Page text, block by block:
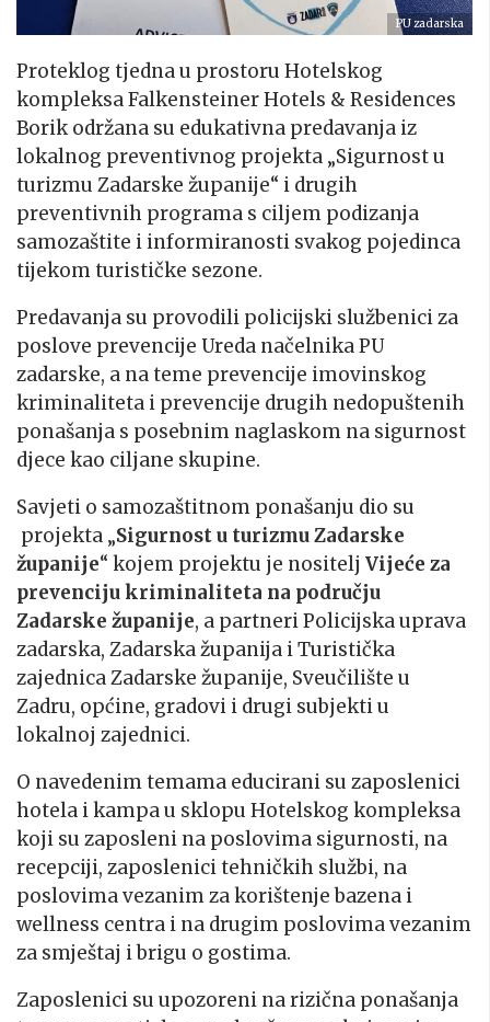
PU zadarska
Proteklog tjedna u prostoru Hotelskog
kompleksa Falkensteiner Hotels & Residences
Borik održana su edukativna predavanja iz
lokalnog preventivnog projekta „Sigurnost u
turizmu Zadarske županije“ i drugih
preventivnih programa s ciljem podizanja
samozaštite i informiranosti svakog pojedinca
tijekom turističke sezone.
Predavanja su provodili policijski službenici za
poslove prevencije Ureda načelnika PU
zadarske, a na teme prevencije imovinskog
kriminaliteta i prevencije drugih nedopuštenih
ponašanja s posebnim naglaskom na sigurnost
djece kao ciljane skupine.
Savjeti o samozaštitnom ponašanju dio su
projekta „Sigurnost u turizmu Zadarske
županije“ kojem projektu je nositelj Vijeće za
prevenciju kriminaliteta na području
Zadarske županije, a partneri Policijska uprava
zadarska, Zadarska županija i Turistička
zajednica Zadarske županije, Sveučilište u
Zadru, općine, gradovi i drugi subjekti u
lokalnoj zajednici.
O navedenim temama educirani su zaposlenici
hotela i kampa u sklopu Hotelskog kompleksa
koji su zaposleni na poslovima sigurnosti, na
recepciji, zaposlenici tehničkih službi, na
poslovima vezanim za korištenje bazena i
wellness centra i na drugim poslovima vezanim
za smještaj i brigu o gostima.
Zaposlenici su upozoreni na rizična ponašanja